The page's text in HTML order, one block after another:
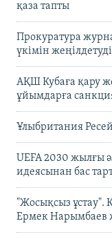
қаза тапты
Прокуратура
үкімін
АҚШ Кубаға қару
ұйымдарға
Ұлыбритания
UEFA 2030 жылғы
идеясынан бас
"Жосықсыз ұстау".
Ермек Нарымбаев